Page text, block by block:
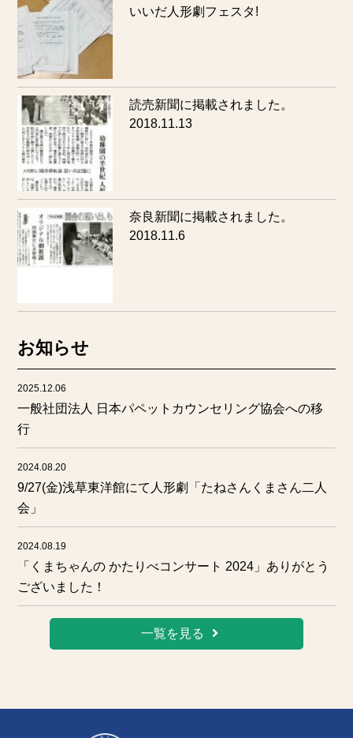
いいだ人形劇フェスタ!
読売新聞に掲載されました。
2018.11.13
奈良新聞に掲載されました。
2018.11.6
お知らせ
2025.12.06
一般社団法人 日本パペットカウンセリング協会への移
行
2024.08.20
9/27(金)浅草東洋館にて人形劇「たねさんくまさん二人
会」
2024.08.19
「くまちゃんの かたりべコンサート 2024」ありがとう
ございました！
一覧を見る